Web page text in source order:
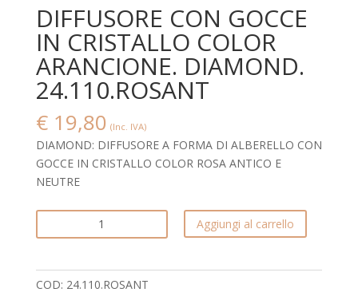
DIFFUSORE CON GOCCE
IN CRISTALLO COLOR
ARANCIONE. DIAMOND.
24.110.ROSANT
€19,80 (Inc. IVA)
DIAMOND: DIFFUSORE A FORMA DI ALBERELLO CON
GOCCE IN CRISTALLO COLOR ROSA ANTICO E
NEUTRE
CON
IN
CRISTALLO
Aggiungi al carrello
COD: 24.110.ROSANT